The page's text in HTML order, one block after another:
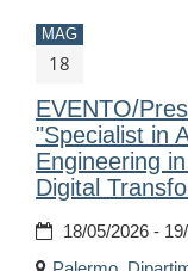
MAG
18
EVENTO/
"Specialist in
Engineering
Digital
18/05/2026 -